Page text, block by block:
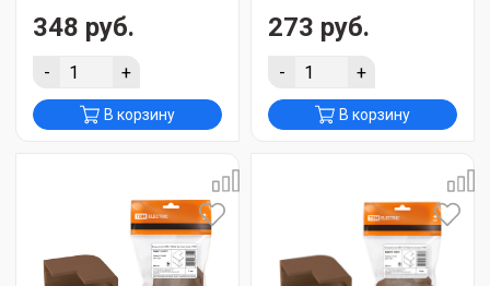
348 руб.
- +
В корзину
273 руб.
- +
В корзину